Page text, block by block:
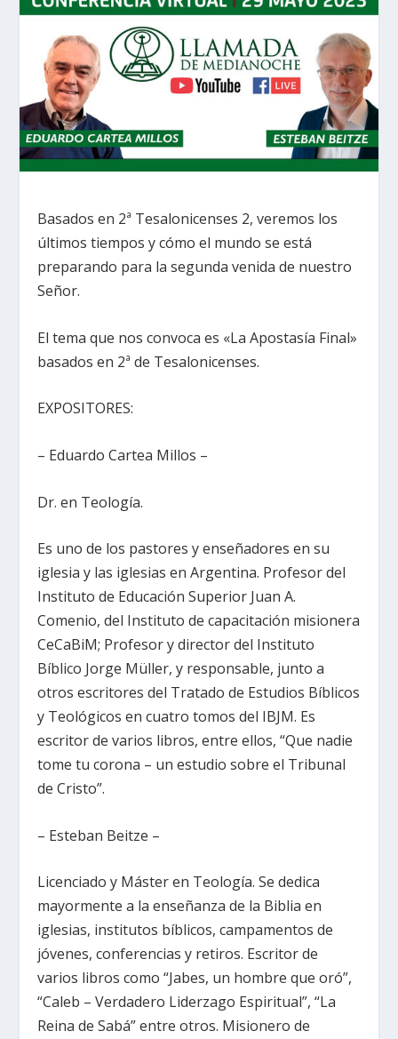
Basados en 2ª Tesalonicenses 2, veremos los
últimos tiempos y cómo el mundo se está
preparando para la segunda venida de nuestro
Señor.
El tema que nos convoca es «La Apostasía Final»
basados en 2ª de Tesalonicenses.
EXPOSITORES:
– Eduardo Cartea Millos –
Dr. en Teología.
Es uno de los pastores y enseñadores en su
iglesia y las iglesias en Argentina. Profesor del
Instituto de Educación Superior Juan A.
Comenio, del Instituto de capacitación misionera
CeCaBiM; Profesor y director del Instituto
Bíblico Jorge Müller, y responsable, junto a
otros escritores del Tratado de Estudios Bíblicos
y Teológicos en cuatro tomos del IBJM. Es
escritor de varios libros, entre ellos, “Que nadie
tome tu corona – un estudio sobre el Tribunal
de Cristo”.
– Esteban Beitze –
Licenciado y Máster en Teología. Se dedica
mayormente a la enseñanza de la Biblia en
iglesias, institutos bíblicos, campamentos de
jóvenes, conferencias y retiros. Escritor de
varios libros como “Jabes, un hombre que oró”,
“Caleb – Verdadero Liderzago Espiritual”, “La
Reina de Sabá” entre otros. Misionero de